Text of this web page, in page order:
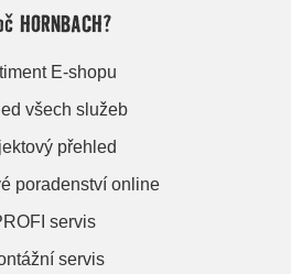
HORNBACH?
E-shopu
všech služeb
přehled
poradenství online
servis
servis